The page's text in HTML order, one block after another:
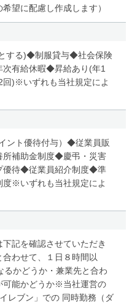
望に配慮し作成します）
する)◆制服貸与◆社会保険
有給休暇◆昇給あり(年1
)※いずれも当社規定によ
ント優待付与）◆従業員販
補助金制度◆慶弔・災害
優待◆従業員紹介制度◆準
※いずれも当社規定によ
記を確認させていただき
わせて、１日８時間以
るかどうか・兼業先と合わ
可能かどうか※当社運営の
レブン」での 同時勤務（ダ